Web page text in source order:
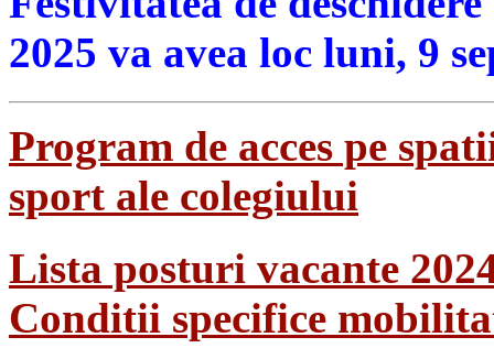
2025 va avea loc luni, 9
Program de acces pe
sport ale colegiului
Lista posturi vacante
Conditii specifice